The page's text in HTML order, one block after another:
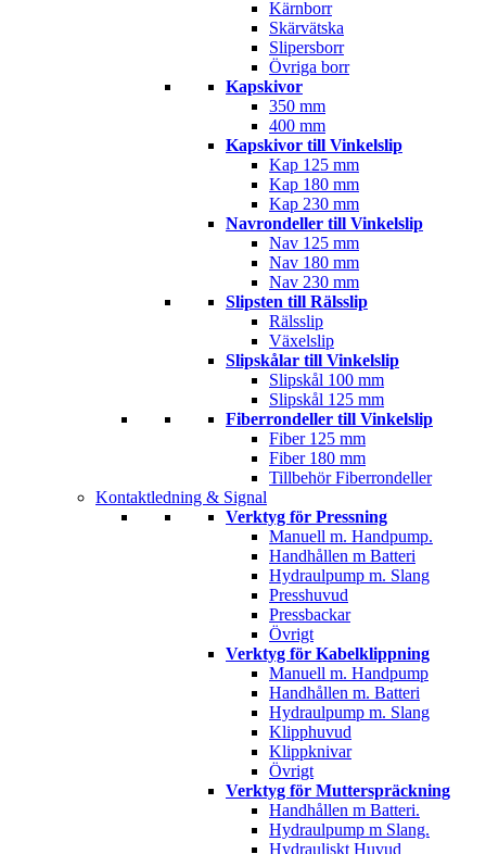
Kärnborr
Skärvätska
Slipersborr
Övriga borr
Kapskivor
350 mm
400 mm
Kapskivor till Vinkelslip
Kap 125 mm
Kap 180 mm
Kap 230 mm
Navrondeller till Vinkelslip
Nav 125 mm
Nav 180 mm
Nav 230 mm
Slipsten till Rälsslip
Rälsslip
Växelslip
Slipskålar till Vinkelslip
Slipskål 100 mm
Slipskål 125 mm
Fiberrondeller till Vinkelslip
Fiber 125 mm
Fiber 180 mm
Tillbehör Fiberrondeller
Kontaktledning & Signal
Verktyg för Pressning
Manuell m. Handpump.
Handhållen m Batteri
Hydraulpump m. Slang
Presshuvud
Pressbackar
Övrigt
Verktyg för Kabelklippning
Manuell m. Handpump
Handhållen m. Batteri
Hydraulpump m. Slang
Klipphuvud
Klippknivar
Övrigt
Verktyg för Mutterspräckning
Handhållen m Batteri.
Hydraulpump m Slang.
Hydrauliskt Huvud